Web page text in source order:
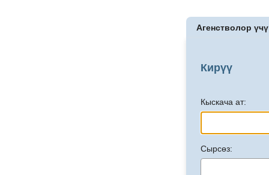
Агенстволор
Кирүү
Кыскача ат:
Сырсөз: